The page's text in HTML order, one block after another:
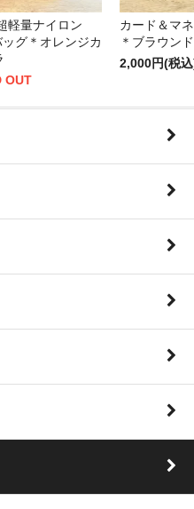
軽量ナイロン
グ＊オレンジカ
OUT
カード＆マ
＊ブラウン
2,000円(税